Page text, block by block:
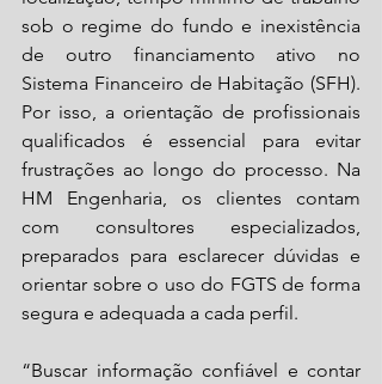
sob o regime do fundo e inexistência
de outro financiamento ativo no
Sistema Financeiro de Habitação (SFH).
Por isso, a orientação de profissionais
qualificados é essencial para evitar
frustrações ao longo do processo. Na
HM Engenharia, os clientes contam
com consultores especializados,
preparados para esclarecer dúvidas e
orientar sobre o uso do FGTS de forma
segura e adequada a cada perfil.
“Buscar informação confiável e contar